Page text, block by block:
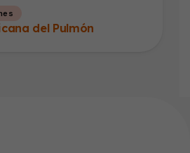
del Pulmón